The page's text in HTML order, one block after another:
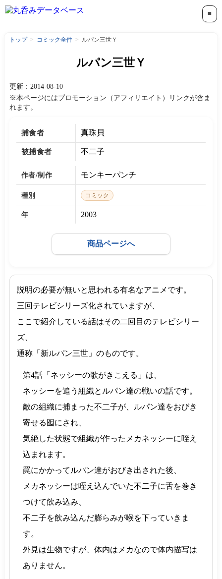
≡
トップ コミック全件 ルパン三世Ｙ
ルパン三世Ｙ
更新：2014-08-10
※本ページにはプロモーション（アフィリエイト）リンクが含ま
れます。
商品ページへ
捕食者 真珠貝
被捕食者 不二子
作者/制作 モンキーパンチ
種別 コミック
年 2003
説明の必要が無いと思われる有名なアニメです。
三回テレビシリーズ化されていますが、
ここで紹介している話はその二回目のテレビシリー
ズ、
通称「新ルパン三世」のものです。
第4話「ネッシーの歌がきこえる」は、
ネッシーを追う組織とルパン達の戦いの話です。
敵の組織に捕まった不二子が、ルパン達をおびき
寄せる囮にされ、
気絶した状態で組織が作ったメカネッシーに咥え
込まれます。
罠にかかってルパン達がおびき出された後、
メカネッシーは咥え込んでいた不二子に舌を巻き
つけて飲み込み、
不二子を飲み込んだ膨らみが喉を下っていきま
す。
外見は生物ですが、体内はメカなので体内描写は
ありません。